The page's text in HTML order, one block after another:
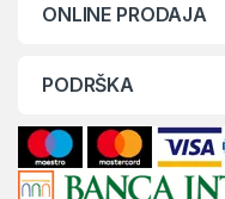
ONLINE PRODAJA
PODRŠKA